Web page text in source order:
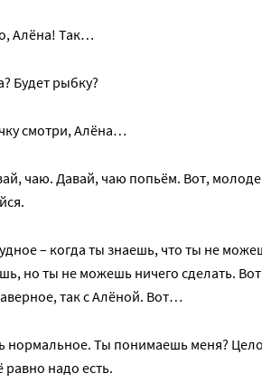
Алёна! Так…
Будет рыбку?
смотри, Алёна…
чаю. Давай, чаю попьём. Вот,
– когда ты знаешь, что ты не
но ты не можешь ничего сделать. Вот
так с Алёной. Вот…
нормальное. Ты понимаешь меня?
равно надо есть.